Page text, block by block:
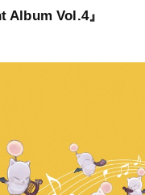
Album Vol.4』